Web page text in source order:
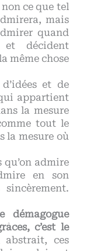
ce que tel
mais
quand
décident
même chose
et de
appartient
la mesure
tout le
la mesure où
qu’on admire
en son
c’est le
ces